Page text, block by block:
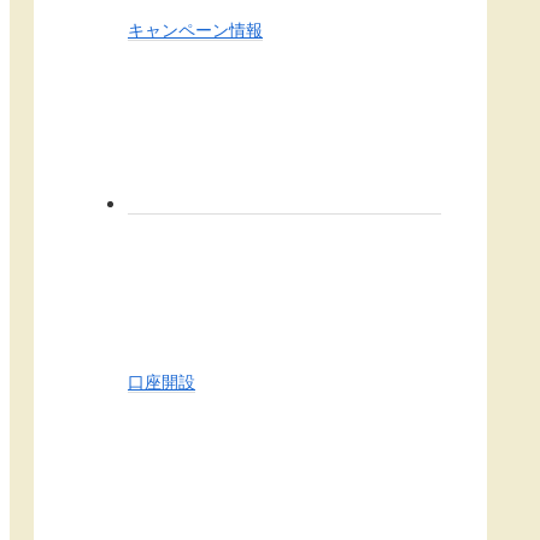
キャンペーン情報
口座開設